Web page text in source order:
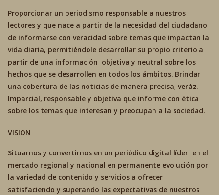
Proporcionar un periodismo responsable a nuestros
lectores y que nace a partir de la necesidad del ciudadano
de informarse con veracidad sobre temas que impactan la
vida diaria, permitiéndole desarrollar su propio criterio a
partir de una información objetiva y neutral sobre los
hechos que se desarrollen en todos los ámbitos. Brindar
una cobertura de las noticias de manera precisa, veráz.
Imparcial, responsable y objetiva que informe con ética
sobre los temas que interesan y preocupan a la sociedad.
VISION
Situarnos y convertirnos en un periódico digital líder en el
mercado regional y nacional en permanente evolución por
la variedad de contenido y servicios a ofrecer
satisfaciendo y superando las expectativas de nuestros